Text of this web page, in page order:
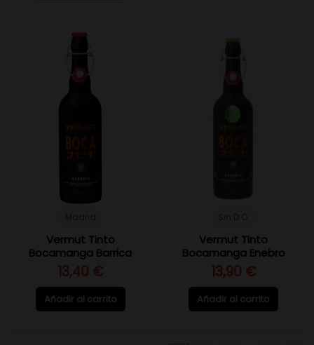
Vermut Tinto
Bocamanga Barrica
13,40 €
Añadir al carrito
Vermut Tinto
Bocamanga Enebro
13,90 €
Añadir al carrito